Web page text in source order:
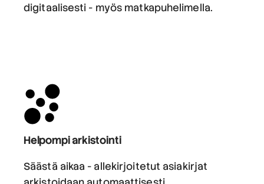
digitaalisesti - myös matkapuhelimella.
Helpompi arkistointi
Säästä aikaa - allekirjoitetut asiakirjat